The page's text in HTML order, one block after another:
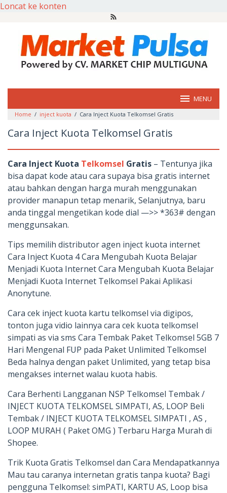
Loncat ke konten
MENU
Home / inject kuota / Cara Inject Kuota Telkomsel Gratis
Cara Inject Kuota Telkomsel Gratis
Cara Inject Kuota Telkomsel Gratis – Tentunya jika
bisa dapat kode atau cara supaya bisa gratis internet
atau bahkan dengan harga murah menggunakan
provider manapun tetap menarik, Selanjutnya, baru
anda tinggal mengetikan kode dial —>> *363# dengan
menggunsakan.
Tips memilih distributor agen inject kuota internet
Cara Inject Kuota 4 Cara Mengubah Kuota Belajar
Menjadi Kuota Internet Cara Mengubah Kuota Belajar
Menjadi Kuota Internet Telkomsel Pakai Aplikasi
Anonytune.
Cara cek inject kuota kartu telkomsel via digipos,
tonton juga vidio lainnya cara cek kuota telkomsel
simpati as via sms Cara Tembak Paket Telkomsel 5GB 7
Hari Mengenal FUP pada Paket Unlimited Telkomsel
Beda halnya dengan paket Unlimited, yang tetap bisa
mengakses internet walau kuota habis.
Cara Berhenti Langganan NSP Telkomsel Tembak /
INJECT KUOTA TELKOMSEL SIMPATI, AS, LOOP Beli
Tembak / INJECT KUOTA TELKOMSEL SIMPATI , AS ,
LOOP MURAH ( Paket OMG ) Terbaru Harga Murah di
Shopee.
Trik Kuota Gratis Telkomsel dan Cara Mendapatkannya
Mau tau caranya internetan gratis tanpa kuota? Bagi
pengguna Telkomsel: simPATI, KARTU AS, Loop bisa